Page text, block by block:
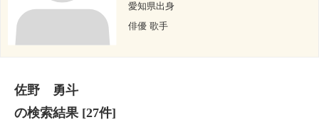
愛知県出身
俳優 歌手
佐野 勇斗
の検索結果[27件]